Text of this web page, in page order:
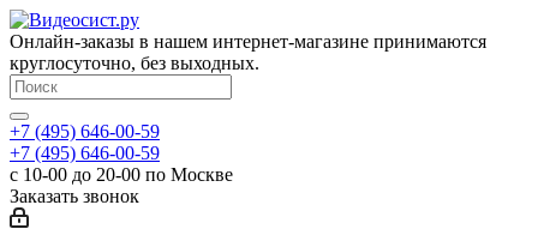
Онлайн-заказы в нашем интернет-магазине принимаются
круглосуточно, без выходных.
+7 (495) 646-00-59
+7 (495) 646-00-59
с 10-00 до 20-00 по Москве
Заказать звонок